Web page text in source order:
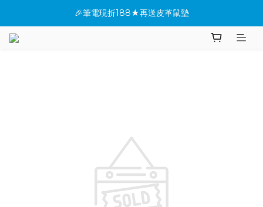
★全館指定桌機現折288
🎉筆電現折188★再送皮革鼠墊